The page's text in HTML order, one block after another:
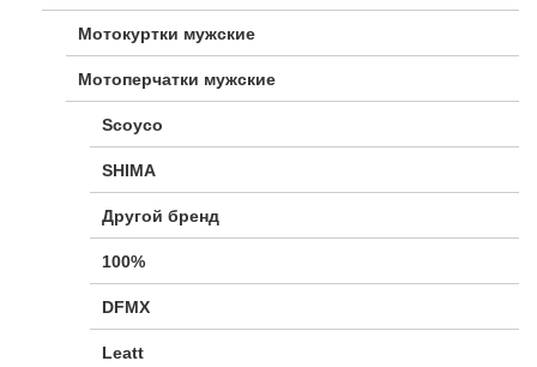
Мотокуртки мужские
Мотоперчатки мужские
Scoyco
SHIMA
Другой бренд
100%
DFMX
Leatt